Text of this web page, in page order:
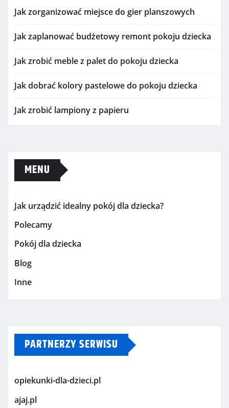
Jak zorganizować miejsce do gier planszowych
Jak zaplanować budżetowy remont pokoju dziecka
Jak zrobić meble z palet do pokoju dziecka
Jak dobrać kolory pastelowe do pokoju dziecka
Jak zrobić lampiony z papieru
MENU
Jak urządzić idealny pokój dla dziecka?
Polecamy
Pokój dla dziecka
Blog
Inne
PARTNERZY SERWISU
opiekunki-dla-dzieci.pl
ajaj.pl